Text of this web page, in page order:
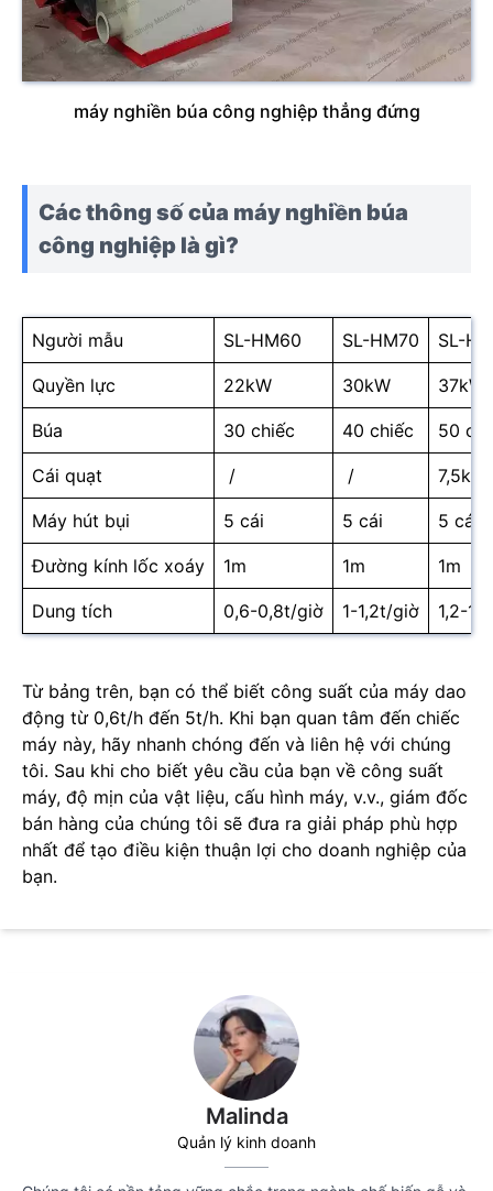
Malinda
Quản lý kinh doanh
máy nghiền búa công nghiệp thẳng đứng
Các thông số của máy nghiền búa
công nghiệp là gì?
Người mẫu SL-HM60 SL-HM70 SL-
Quyền lực 22kW 30kW 37kW
Búa 30 chiếc 40 chiếc 50
Cái quạt / / 7,5kW
Máy hút bụi 5 cái 5 cái 5 cái
Đường kính lốc xoáy 1m 1m 1m
Dung tích 0,6-0,8t/giờ 1-1,2t/giờ 1,2-
Từ bảng trên, bạn có thể biết công suất của máy dao
động từ 0,6t/h đến 5t/h. Khi bạn quan tâm đến chiếc
máy này, hãy nhanh chóng đến và liên hệ với chúng
tôi. Sau khi cho biết yêu cầu của bạn về công suất
máy, độ mịn của vật liệu, cấu hình máy, v.v., giám đốc
bán hàng của chúng tôi sẽ đưa ra giải pháp phù hợp
nhất để tạo điều kiện thuận lợi cho doanh nghiệp của
bạn.